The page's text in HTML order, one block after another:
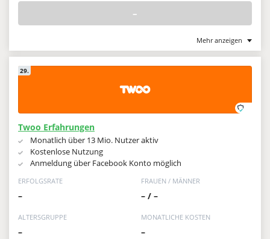
–
Mehr anzeigen
29.
Twoo Erfahrungen
Monatlich über 13 Mio. Nutzer aktiv
Kostenlose Nutzung
Anmeldung über Facebook Konto möglich
ERFOLGSRATE
–
FRAUEN / MÄNNER
– / –
ALTERSGRUPPE
–
MONATLICHE KOSTEN
–